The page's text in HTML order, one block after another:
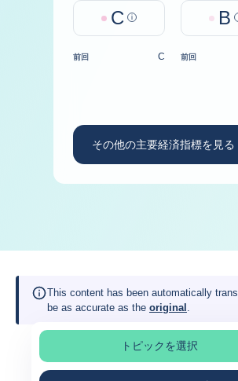
C Help B
前回 C 前回
その他の主要経済指標を見る
This content has been automatically
be as accurate as the original .
トピックを選択
ページの選択